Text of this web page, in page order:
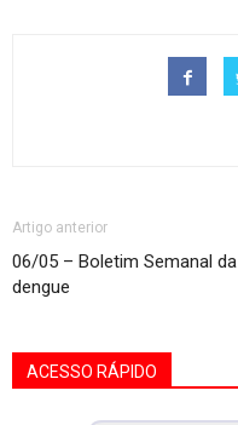
Artigo anterior
06/05 – Boletim Semanal da
dengue
ACESSO RÁPIDO